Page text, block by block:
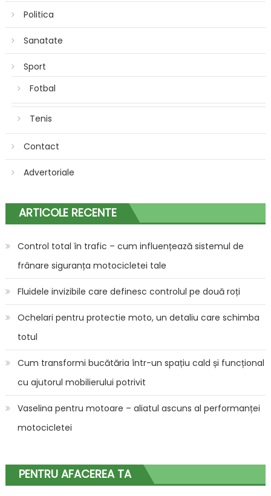
Politica
Sanatate
Sport
Fotbal
Tenis
Contact
Advertoriale
ARTICOLE RECENTE
Control total în trafic – cum influențează sistemul de
frânare siguranța motocicletei tale
Fluidele invizibile care definesc controlul pe două roți
Ochelari pentru protectie moto, un detaliu care schimba
totul
Cum transformi bucătăria într-un spațiu cald și funcțional
cu ajutorul mobilierului potrivit
Vaselina pentru motoare – aliatul ascuns al performanței
motocicletei
PENTRU AFACEREA TA